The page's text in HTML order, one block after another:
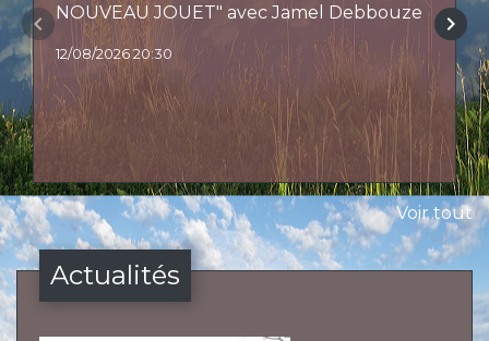
NOUVEAU JOUET" avec Jamel Debbouze
12/08/2026 20:30
keyboard_arrow_left keyboard_arrow_right
Voir tout
Actualités